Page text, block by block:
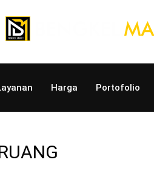
Harga Portofolio